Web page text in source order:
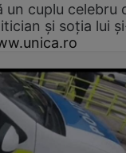
un cuplu celebru
și soția lui